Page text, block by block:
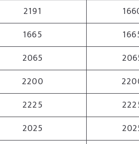
2191
1665
2065
2200
2225
2025